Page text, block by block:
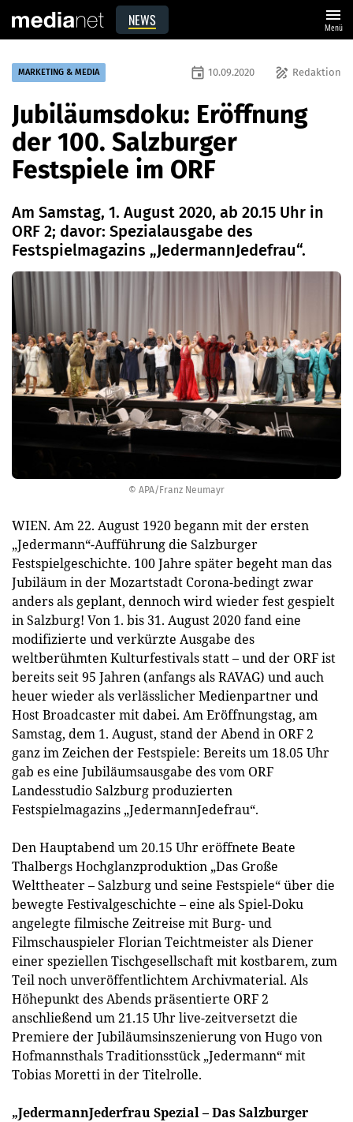
NEWS menu
Menü
© APA/Franz Neumayr
MARKETING & MEDIA draw Redaktion
event 10.09.2020
Jubiläumsdoku: Eröffnung
der 100. Salzburger
Festspiele im ORF
Am Samstag, 1. August 2020, ab 20.15 Uhr in
ORF 2; davor: Spezialausgabe des
Festspielmagazins „JedermannJedefrau“.
WIEN. Am 22. August 1920 begann mit der ersten
„Jedermann“-Aufführung die Salzburger
Festspielgeschichte. 100 Jahre später begeht man das
Jubiläum in der Mozartstadt Corona-bedingt zwar
anders als geplant, dennoch wird wieder fest gespielt
in Salzburg! Von 1. bis 31. August 2020 fand eine
modifizierte und verkürzte Ausgabe des
weltberühmten Kulturfestivals statt – und der ORF ist
bereits seit 95 Jahren (anfangs als RAVAG) und auch
heuer wieder als verlässlicher Medienpartner und
Host Broadcaster mit dabei. Am Eröffnungstag, am
Samstag, dem 1. August, stand der Abend in ORF 2
ganz im Zeichen der Festspiele: Bereits um 18.05 Uhr
gab es eine Jubiläumsausgabe des vom ORF
Landesstudio Salzburg produzierten
Festspielmagazins „JedermannJedefrau“.
Den Hauptabend um 20.15 Uhr eröffnete Beate
Thalbergs Hochglanzproduktion „Das Große
Welttheater – Salzburg und seine Festspiele“ über die
bewegte Festivalgeschichte – eine als Spiel-Doku
angelegte filmische Zeitreise mit Burg- und
Filmschauspieler Florian Teichtmeister als Diener
einer speziellen Tischgesellschaft mit kostbarem, zum
Teil noch unveröffentlichtem Archivmaterial. Als
Höhepunkt des Abends präsentierte ORF 2
anschließend um 21.15 Uhr live-zeitversetzt die
Premiere der Jubiläumsinszenierung von Hugo von
Hofmannsthals Traditionsstück „Jedermann“ mit
Tobias Moretti in der Titelrolle.
„JedermannJederfrau Spezial – Das Salzburger